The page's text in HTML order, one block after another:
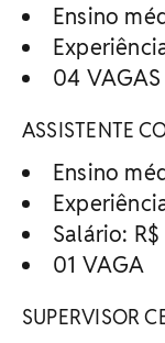
Ensino
04 VAGAS
ASSISTENTE
Ensino
Salário:
01 VAGA
SUPERVISOR